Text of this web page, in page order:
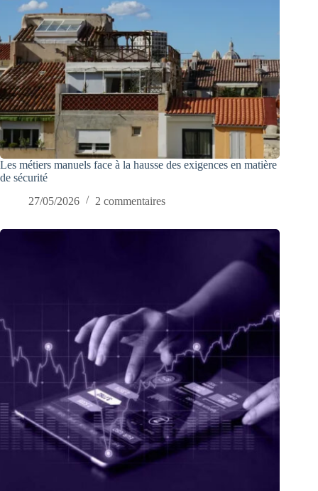
Les métiers manuels face à la hausse des exigences en matière
de sécurité
27/05/2026
2 commentaires